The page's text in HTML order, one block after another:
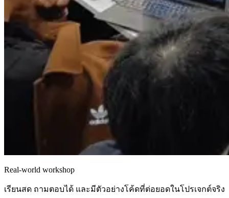
Real-world workshop
เรียนสด ถามตอบได้ และมีตัวอย่างโค้ดที่ต่อยอดในโปรเจกต์จริง